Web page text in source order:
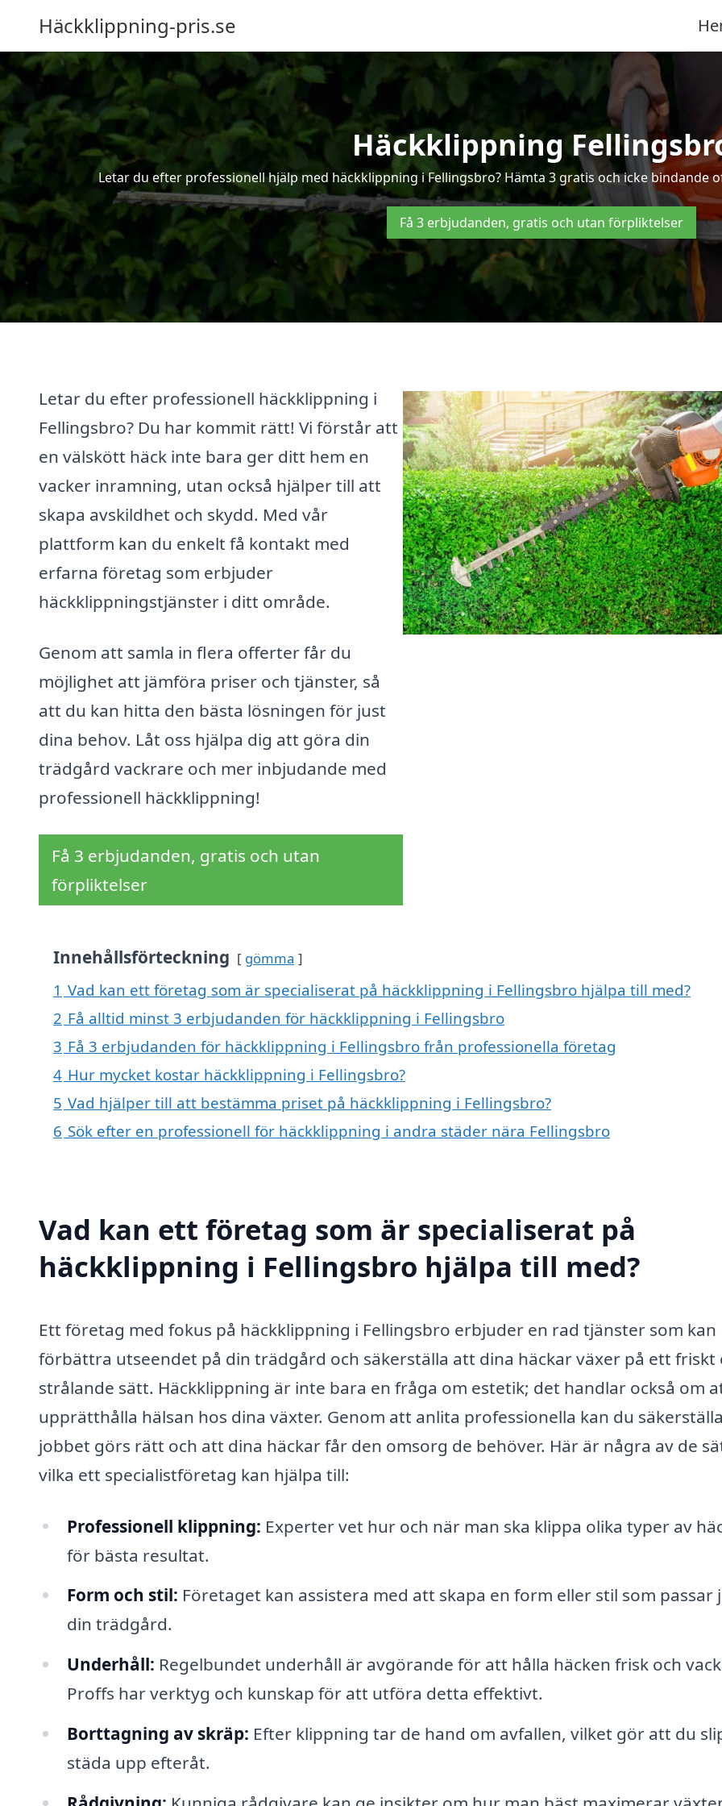
Häckklippning-pris.se
Häckklippning
Letar du efter professionell hjälp med häckklippning i Fellingsbro? Hämta 3 gratis och icke bindande
Få 3 erbjudanden, gratis och utan förpliktelser
Letar du efter professionell häckklippning i
Fellingsbro? Du har kommit rätt! Vi förstår att
en välskött häck inte bara ger ditt hem en
vacker inramning, utan också hjälper till att
skapa avskildhet och skydd. Med vår
plattform kan du enkelt få kontakt med
erfarna företag som erbjuder
häckklippningstjänster i ditt område.
Genom att samla in flera offerter får du
möjlighet att jämföra priser och tjänster, så
att du kan hitta den bästa lösningen för just
dina behov. Låt oss hjälpa dig att göra din
trädgård vackrare och mer inbjudande med
professionell häckklippning!
Få 3 erbjudanden, gratis och utan
förpliktelser
Innehållsförteckning gömma
1 Vad kan ett företag som är specialiserat på häckklippning i Fellingsbro hjälpa till med?
2 Få alltid minst 3 erbjudanden för häckklippning i Fellingsbro
3 Få 3 erbjudanden för häckklippning i Fellingsbro från professionella företag
4 Hur mycket kostar häckklippning i Fellingsbro?
5 Vad hjälper till att bestämma priset på häckklippning i Fellingsbro?
6 Sök efter en professionell för häckklippning i andra städer nära Fellingsbro
Vad kan ett företag som är specialiserat på
häckklippning i Fellingsbro hjälpa till med?
Ett företag med fokus på häckklippning i Fellingsbro erbjuder en rad tjänster som kan
förbättra utseendet på din trädgård och säkerställa att dina häckar växer på ett friskt
strålande sätt. Häckklippning är inte bara en fråga om estetik; det handlar också om
upprätthålla hälsan hos dina växter. Genom att anlita professionella kan du
jobbet görs rätt och att dina häckar får den omsorg de behöver. Här är några av de
vilka ett specialistföretag kan hjälpa till:
Professionell klippning: Experter vet hur och när man ska klippa olika typer av
för bästa resultat.
Form och stil: Företaget kan assistera med att skapa en form eller stil som passar
din trädgård.
Underhåll: Regelbundet underhåll är avgörande för att hålla häcken frisk och
Proffs har verktyg och kunskap för att utföra detta effektivt.
Borttagning av skräp: Efter klippning tar de hand om avfallen, vilket gör att du
städa upp efteråt.